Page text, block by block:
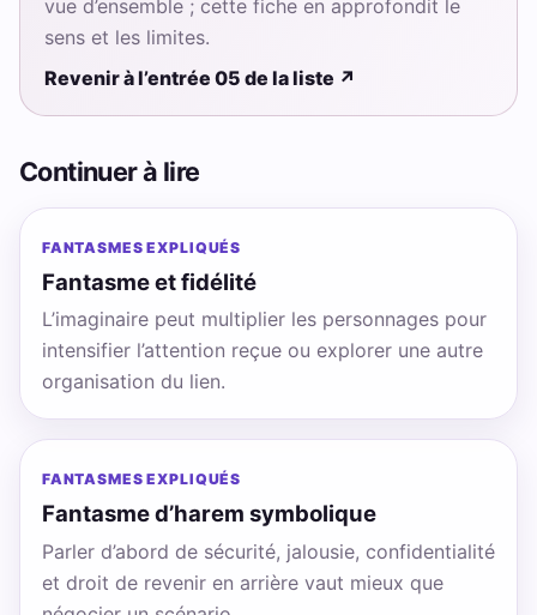
vue d’ensemble ; cette fiche en approfondit le
sens et les limites.
Revenir à l’entrée 05 de la liste ↗
Continuer à lire
FANTASMES EXPLIQUÉS
Fantasme et fidélité
L’imaginaire peut multiplier les personnages pour
intensifier l’attention reçue ou explorer une autre
organisation du lien.
FANTASMES EXPLIQUÉS
Fantasme d’harem symbolique
Parler d’abord de sécurité, jalousie, confidentialité
et droit de revenir en arrière vaut mieux que